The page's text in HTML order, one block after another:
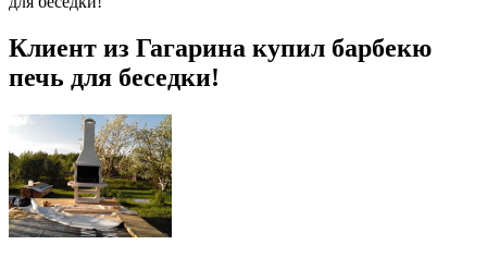
Клиент из Гагарина купил барбекю
печь для беседки!